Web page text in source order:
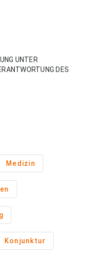
UNTER
DES
Medizin
Konjunktur